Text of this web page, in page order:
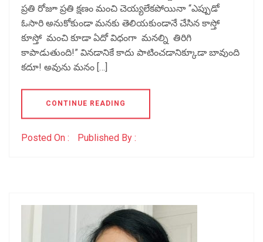
ప్రతి రోజూ ప్రతి క్షణం మంచి చెయ్యలేకపోయినా “ఎప్పుడో
ఓసారి అనుకోకుండా మనకు తెలియకుండానే చేసిన కాస్తో
కూస్తో మంచి కూడా ఏదో విధంగా మనల్ని తిరిగి
కాపాడుతుంది!” వినడానికే కాదు పాటించడానిక్కూడా బావుంది
కదూ! అవును మనం […]
CONTINUE READING
Posted On : Published By :